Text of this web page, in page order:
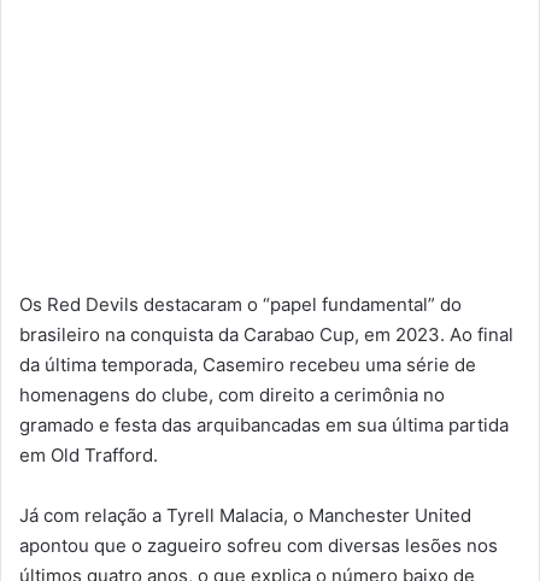
Os Red Devils destacaram o “papel fundamental” do
brasileiro na conquista da Carabao Cup, em 2023. Ao final
da última temporada, Casemiro recebeu uma série de
homenagens do clube, com direito a cerimônia no
gramado e festa das arquibancadas em sua última partida
em Old Trafford.
Já com relação a Tyrell Malacia, o Manchester United
apontou que o zagueiro sofreu com diversas lesões nos
últimos quatro anos, o que explica o número baixo de